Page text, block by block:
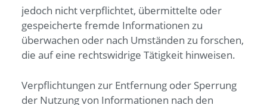
jedoch nicht verpflichtet, übermittelte oder
gespeicherte fremde Informationen zu
überwachen oder nach Umständen zu forschen,
die auf eine rechtswidrige Tätigkeit hinweisen.
Verpflichtungen zur Entfernung oder Sperrung
der Nutzung von Informationen nach den